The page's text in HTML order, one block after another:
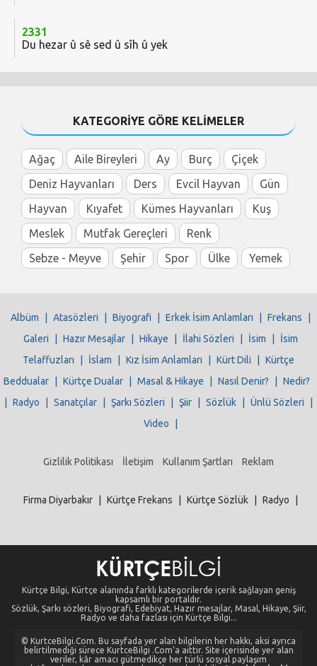
2331
Du hezar û sê sed û sîh û yek
KATEGORİYE GÖRE KELİMELER
Ağaç Aile Bireyleri Ay Burç
Çiçek
Deniz Hayvanları
Ders Evcil Hayvan
Gün
Hayvan
Kıyafet Kümes Hayvanları
Kuş
Meslek
Mutfak Gereçleri
Renk
Sebze - Meyve
Şehir Spor Ülke Yemek
Albüm Atasözleri Biyografi Erkek İsim Anlamları Frekans
Galeri
Hazır Mesajlar Hikaye İlahi Sözleri İsim
İsim
Telaffuzları
İslam Kız İsim Anlamları Kürt Dili
Kürtçe
Beddualar
Kürtçe Dualar Masal & Hikaye Nasıl Denir?
Nedir?
Radyo Sanatçılar Şarkı Sözleri Şiir Sözlük Ünlü Sözleri
Video
Gizlilik Politikası İletişim Kullanım Şartları Reklam
Firma Diyarbakır Kürtçe Frekans Kürtçe Sözlük Radyo
Kürtçe Bilgi, Kürtçe alanında farklı kategorilerde içerik sağlayan geniş
kapsamlı bir portaldır.
Sözlük, Şarkı sözleri, Biyografi, Edebiyat, Hazır mesajlar, Masal, Hikaye, Şiir,
Radyo ve daha fazlası için Kürtçe Bilgi...
© KurtceBilgi.Com. Bu sayfada yer alan bilgilerin her hakkı, aksi ayrıca
belirtilmediği sürece KurtceBilgi .Com'a aittir. Site içerisinde yer alan
veriler, kâr amacı gütmedikçe her türlü sosyal paylaşım